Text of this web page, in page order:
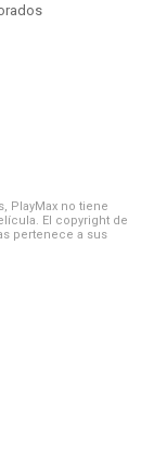
PlayMax no tiene
El copyright de
pertenece a sus